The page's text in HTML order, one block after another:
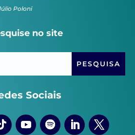
Poloni
no site
Sociais